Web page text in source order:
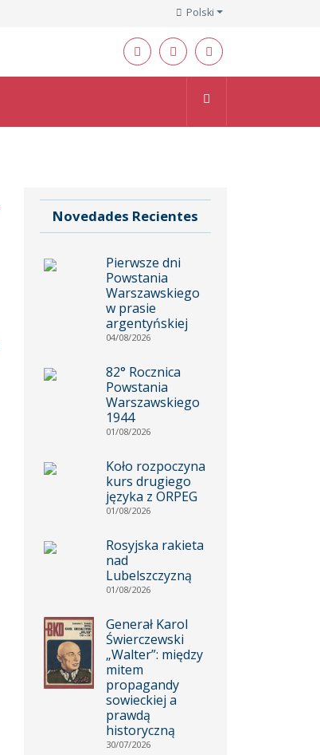
Polski
Novedades Recientes
Pierwsze dni
Powstania
Warszawskiego
w prasie
argentyńskiej
04/08/2026
82° Rocznica
Powstania
Warszawskiego
1944
01/08/2026
Koło rozpoczyna
kurs drugiego
języka z ORPEG
01/08/2026
Rosyjska rakieta
nad
Lubelszczyzną
01/08/2026
Generał Karol
Świerczewski
„Walter”: między
mitem
propagandy
sowieckiej a
prawdą
historyczną
30/07/2026